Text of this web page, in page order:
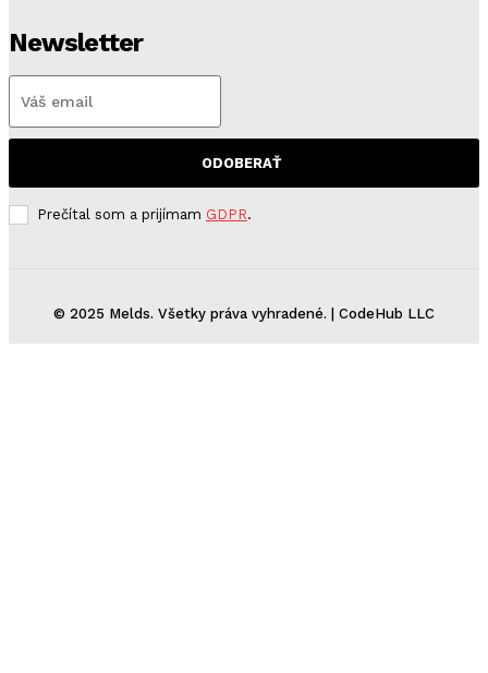
Newsletter
ODOBERAŤ
Prečítal som a prijímam GDPR.
© 2025 Melds. Všetky práva vyhradené. | CodeHub LLC